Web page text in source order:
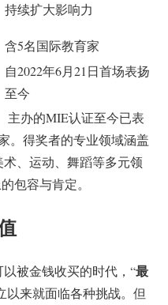
持续扩大影响力
含5名国际教育家
自2022年6月21日首场表扬
至今
主办的MIE认证至今已表
。得奖者的专业领域涵盖
、运动、舞蹈等多元领
包容与肯定。
被金钱收买的时代，“最
以来就面临各种挑战。但